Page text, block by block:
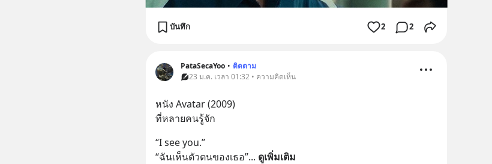
บันทึก 2 2
PataSecaYoo • ติดตาม
23 ม.ค. เวลา 01:32 • ความคิดเห็น
หนัง Avatar (2009)
ที่หลายคนรู้จัก
“I see you.”
“ฉันเห็นตัวตนของเธอ”... ดูเพิ่มเติม